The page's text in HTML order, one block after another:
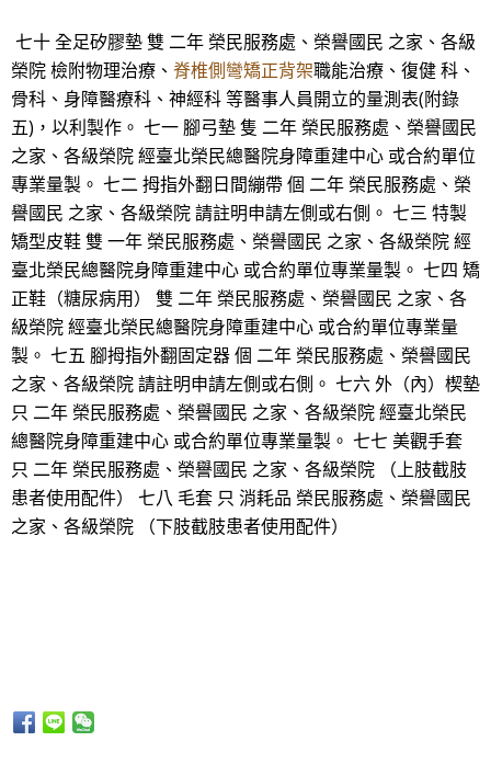
七十 全足矽膠墊 雙 二年 榮民服務處、榮譽國民 之家、各級
榮院 檢附物理治療、 脊椎側彎矯正背架職能治療、復健 科、
骨科、身障醫療科、神經科 等醫事人員開立的量測表(附錄
五)，以利製作。 七一 腳弓墊 隻 二年 榮民服務處、榮譽國民
之家、各級榮院 經臺北榮民總醫院身障重建中心 或合約單位
專業量製。 七二 拇指外翻日間繃帶 個 二年 榮民服務處、榮
譽國民 之家、各級榮院 請註明申請左側或右側。 七三 特製
矯型皮鞋 雙 一年 榮民服務處、榮譽國民 之家、各級榮院 經
臺北榮民總醫院身障重建中心 或合約單位專業量製。 七四 矯
正鞋（糖尿病用） 雙 二年 榮民服務處、榮譽國民 之家、各
級榮院 經臺北榮民總醫院身障重建中心 或合約單位專業量
製。 七五 腳拇指外翻固定器 個 二年 榮民服務處、榮譽國民
之家、各級榮院 請註明申請左側或右側。 七六 外（內）楔墊
只 二年 榮民服務處、榮譽國民 之家、各級榮院 經臺北榮民
總醫院身障重建中心 或合約單位專業量製。 七七 美觀手套
只 二年 榮民服務處、榮譽國民 之家、各級榮院 （上肢截肢
患者使用配件） 七八 毛套 只 消耗品 榮民服務處、榮譽國民
之家、各級榮院 （下肢截肢患者使用配件）